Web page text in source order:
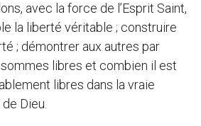
avec la force de l’Esprit Saint,
la liberté véritable ; construire
; démontrer aux autres par
libres et combien il est
libres dans la vraie
Dieu.